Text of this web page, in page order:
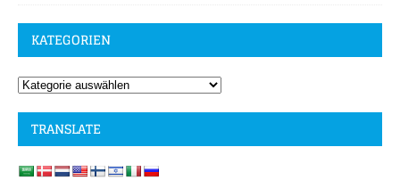
KATEGORIEN
TRANSLATE